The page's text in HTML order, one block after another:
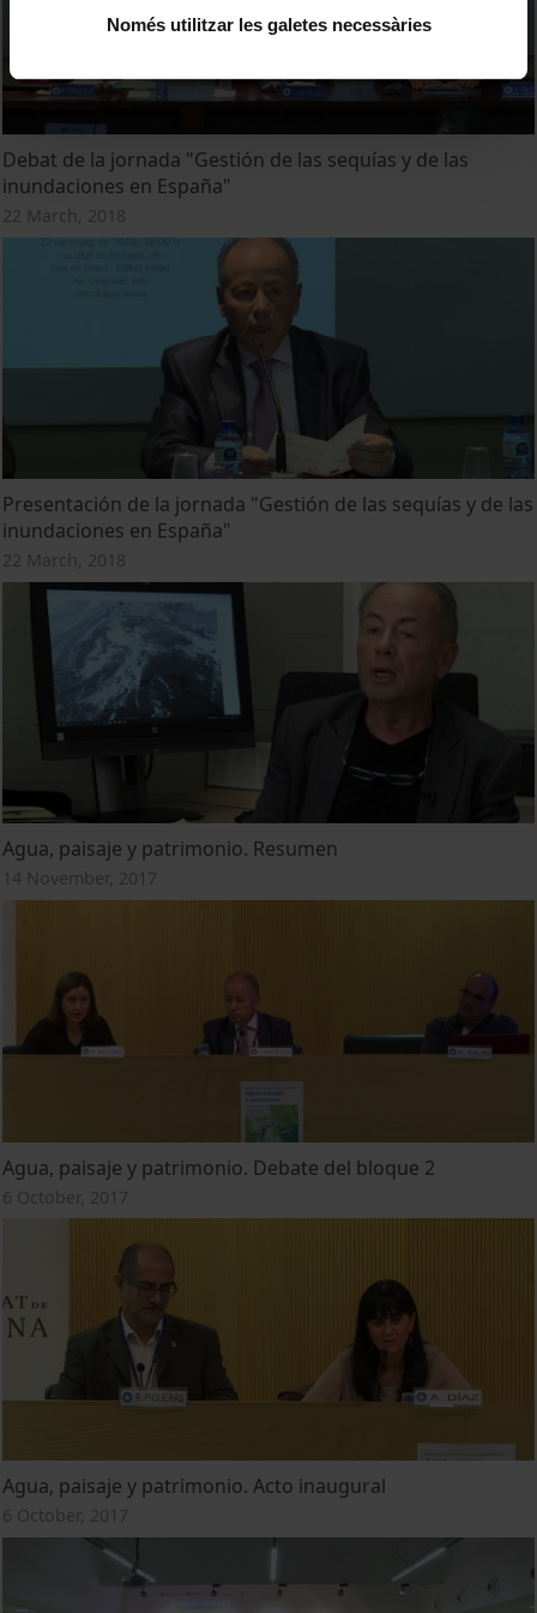
Només utilitzar les galetes necessàries
Debat de la jornada "Gestión de las sequías y de las
inundaciones en España"
22 March, 2018
Presentación de la jornada "Gestión de las sequías y de las
inundaciones en España"
22 March, 2018
Agua, paisaje y patrimonio. Resumen
14 November, 2017
Agua, paisaje y patrimonio. Debate del bloque 2
6 October, 2017
Agua, paisaje y patrimonio. Acto inaugural
6 October, 2017